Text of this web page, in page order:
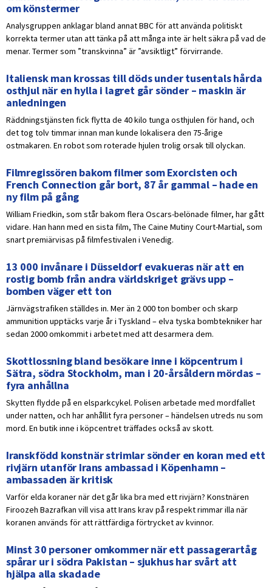
om könstermer
Analysgruppen anklagar bland annat BBC för att använda politiskt
korrekta termer utan att tänka på att många inte är helt säkra på vad de
menar. Termer som ”transkvinna” är ”avsiktligt” förvirrande.
Italiensk man krossas till döds under tusentals hårda
osthjul när en hylla i lagret går sönder – maskin är
anledningen
Räddningstjänsten fick flytta de 40 kilo tunga osthjulen för hand, och
det tog tolv timmar innan man kunde lokalisera den 75-årige
ostmakaren. En robot som roterade hjulen trolig orsak till olyckan.
Filmregissören bakom filmer som Exorcisten och
French Connection går bort, 87 år gammal – hade en
ny film på gång
William Friedkin, som står bakom flera Oscars-belönade filmer, har gått
vidare. Han hann med en sista film, The Caine Mutiny Court-Martial, som
snart premiärvisas på filmfestivalen i Venedig.
13 000 invånare i Düsseldorf evakueras när att en
rostig bomb från andra världskriget grävs upp –
bomben väger ett ton
Järnvägstrafiken ställdes in. Mer än 2 000 ton bomber och skarp
ammunition upptäcks varje år i Tyskland – elva tyska bombtekniker har
sedan 2000 omkommit i arbetet med att desarmera dem.
Skottlossning bland besökare inne i köpcentrum i
Sätra, södra Stockholm, man i 20-årsåldern mördas –
fyra anhållna
Skytten flydde på en elsparkcykel. Polisen arbetade med mordfallet
under natten, och har anhållit fyra personer – händelsen utreds nu som
mord. En butik inne i köpcentret träffades också av skott.
Iranskfödd konstnär strimlar sönder en koran med ett
rivjärn utanför Irans ambassad i Köpenhamn –
ambassaden är kritisk
Varför elda koraner när det går lika bra med ett rivjärn? Konstnären
Firoozeh Bazrafkan vill visa att Irans krav på respekt rimmar illa när
koranen används för att rättfärdiga förtrycket av kvinnor.
Minst 30 personer omkommer när ett passagerartåg
spårar ur i södra Pakistan – sjukhus har svårt att
hjälpa alla skadade